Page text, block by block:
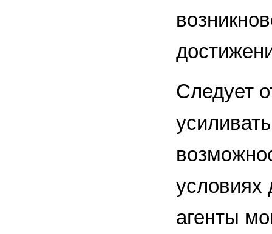
Следует
условиях
агенты